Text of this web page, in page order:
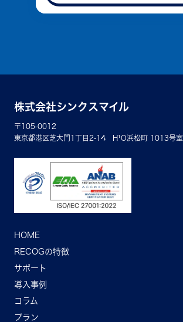
株式会社シンクスマイル
〒105-0012
東京都港区芝大門1丁目2-14 H¹O浜松町 1013号室
HOME
RECOGの特徴
サポート
導入事例
コラム
プラン